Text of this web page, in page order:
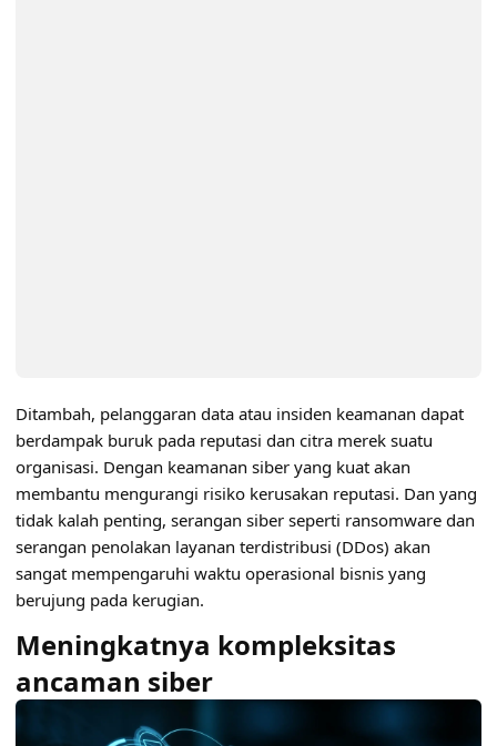
Ditambah, pelanggaran data atau insiden keamanan dapat
berdampak buruk pada reputasi dan citra merek suatu
organisasi. Dengan keamanan siber yang kuat akan
membantu mengurangi risiko kerusakan reputasi. Dan yang
tidak kalah penting, serangan siber seperti ransomware dan
serangan penolakan layanan terdistribusi (DDos) akan
sangat mempengaruhi waktu operasional bisnis yang
berujung pada kerugian.
Meningkatnya kompleksitas
ancaman siber